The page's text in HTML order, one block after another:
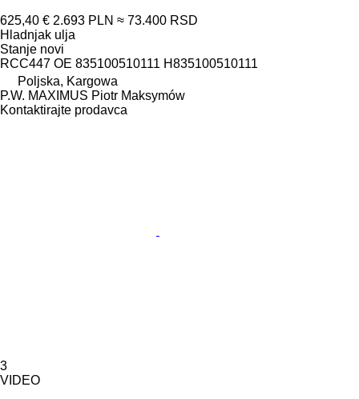
625,40 € 2.693 PLN ≈ 73.400 RSD
Hladnjak ulja
Stanje novi
RCC447 OE 835100510111 H835100510111
Poljska, Kargowa
P.W. MAXIMUS Piotr Maksymów
Kontaktirajte prodavca
3
VIDEO